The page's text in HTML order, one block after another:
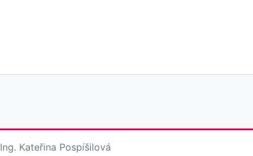
Ing. Kateřina Pospíšilová